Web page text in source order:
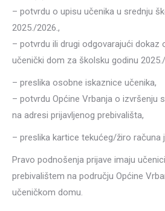
– potvrdu o upisu učenika u srednju
2025./2026.,
– potvrdu ili drugi odgovarajući dokaz
učenički dom za školsku godinu
– preslika osobne iskaznice učenika,
– potvrdu Općine Vrbanja o izvršenju
na adresi prijavljenog prebivališta,
– preslika kartice tekućeg/žiro računa
Pravo podnošenja prijave imaju
prebivalištem na području Općine
učeničkom domu.